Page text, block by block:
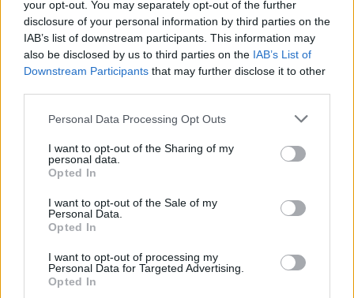
your opt-out. You may separately opt-out of the further
disclosure of your personal information by third parties on the
IAB’s list of downstream participants. This information may
also be disclosed by us to third parties on the IAB’s List of
Downstream Participants that may further disclose it to other
Personal Data Processing Opt Outs
I want to opt-out of the Sharing of my
personal data.
Opted In
I want to opt-out of the Sale of my
Personal Data.
Opted In
I want to opt-out of processing my
Personal Data for Targeted Advertising.
Opted In
ΕΙΔΗΣΕΙΣ 07 Αυγούστου 2026 19:33
ΙΣΑ: «Καμπανάκι» για τον ιό του Δυτικού Νείλου στην
Αττική – Τι ζητά από τις Αρχές
ΔΙΑΤΡΟΦΗ 07 Αυγούστου 2026
Κεχρί: Πώς μια ενισχυμένη ποικιλία μπορεί να
«γεμίσει» σίδηρο τα παιδιά, χωρίς παρενέργειες